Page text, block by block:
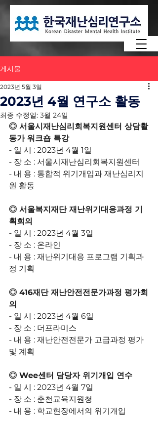
게시물
2023년 4월 연구소 활동
2023년 5월 3일
최종 수정일: 3월 24일
◎ 서울시재난심리회복지원센터 상담활
동가 워크숍 특강
- 일 시 : 2023년 4월 1일
- 장 소 : 서울시재난심리회복지원센터
- 내 용 : 통합적 위기개입과 재난심리지
원 활동
◎ 서울복지재단 재난위기대응과정 기
획회의
- 일 시 : 2023년 4월 3일
- 장 소 : 온라인
- 내 용 : 재난위기대응 프로그램 기획과
정 기획
◎ 416재단 재난안전전문가과정 평가회
의
- 일 시 : 2023년 4월 6일
- 장 소 : 더프라미스
- 내 용 : 재난안전전문가 고급과정 평가
및 계획
◎ Wee센터 담당자 위기개입 연수
- 일 시 : 2023년 4월 7일
- 장 소 : 춘천교육지원청
- 내 용 : 학교현장에서의 위기개입